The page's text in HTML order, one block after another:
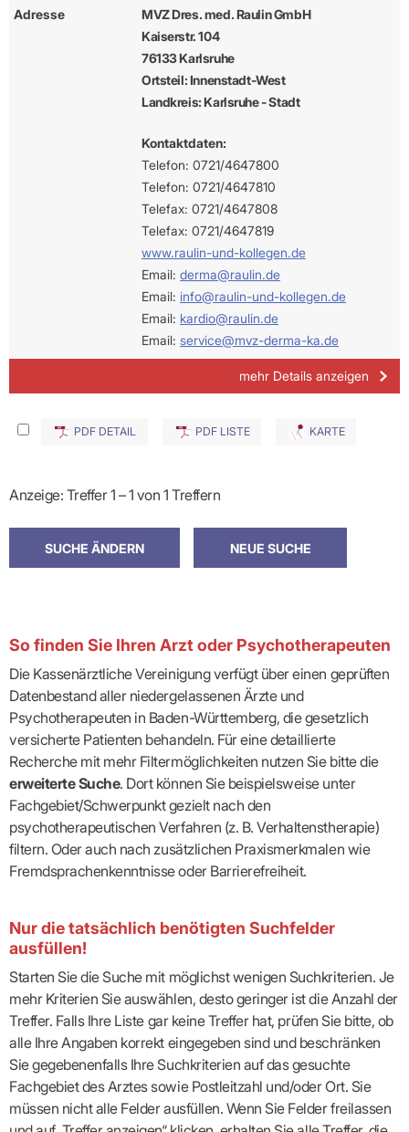
Adresse
MVZ Dres. med. Raulin GmbH
Kaiserstr. 104
76133 Karlsruhe
Ortsteil: Innenstadt-West
Landkreis: Karlsruhe - Stadt
Kontaktdaten:
Telefon: 0721/4647800
Telefon: 0721/4647810
Telefax: 0721/4647808
Telefax: 0721/4647819
www.raulin-und-kollegen.de
Email: derma@raulin.de
Email: info@raulin-und-kollegen.de
Email: kardio@raulin.de
Email: service@mvz-derma-ka.de
mehr Details anzeigen
PDF DETAIL PDF LISTE KARTE
Anzeige: Treffer 1 – 1 von 1 Treffern
So finden Sie Ihren Arzt oder Psychotherapeuten
Die Kassenärztliche Vereinigung verfügt über einen geprüften
Datenbestand aller niedergelassenen Ärzte und
Psychotherapeuten in Baden-Württemberg, die gesetzlich
versicherte Patienten behandeln. Für eine detaillierte
Recherche mit mehr Filtermöglichkeiten nutzen Sie bitte die
erweiterte Suche. Dort können Sie beispielsweise unter
Fachgebiet/Schwerpunkt gezielt nach den
psychotherapeutischen Verfahren (z. B. Verhaltenstherapie)
filtern. Oder auch nach zusätzlichen Praxismerkmalen wie
Fremdsprachenkenntnisse oder Barrierefreiheit.
Nur die tatsächlich benötigten Suchfelder
ausfüllen!
Starten Sie die Suche mit möglichst wenigen Suchkriterien. Je
mehr Kriterien Sie auswählen, desto geringer ist die Anzahl der
Treffer. Falls Ihre Liste gar keine Treffer hat, prüfen Sie bitte, ob
alle Ihre Angaben korrekt eingegeben sind und beschränken
Sie gegebenenfalls Ihre Suchkriterien auf das gesuchte
Fachgebiet des Arztes sowie Postleitzahl und/oder Ort. Sie
müssen nicht alle Felder ausfüllen. Wenn Sie Felder freilassen